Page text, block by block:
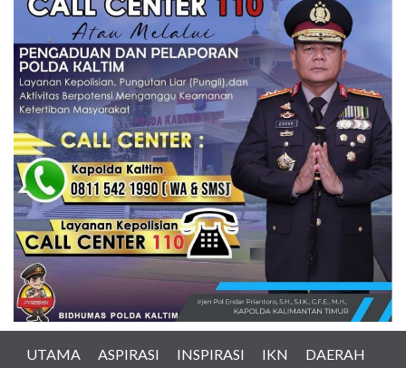
UTAMA ASPIRASI INSPIRASI IKN
DAERAH